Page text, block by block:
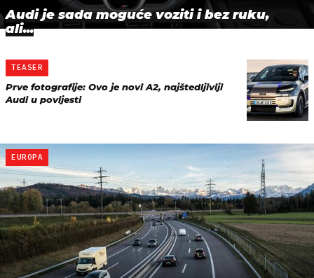
Audi je sada moguće voziti i bez ruku,
ali...
TEASER
Prve fotografije: Ovo je novi A2, najštedljiviji
Audi u povijesti
EUROPA